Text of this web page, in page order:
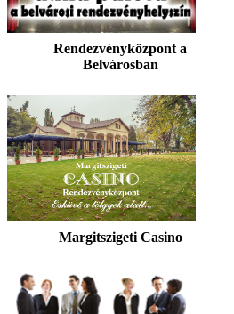
Rendezvényközpont a
Belvárosban
Margitszigeti Casino